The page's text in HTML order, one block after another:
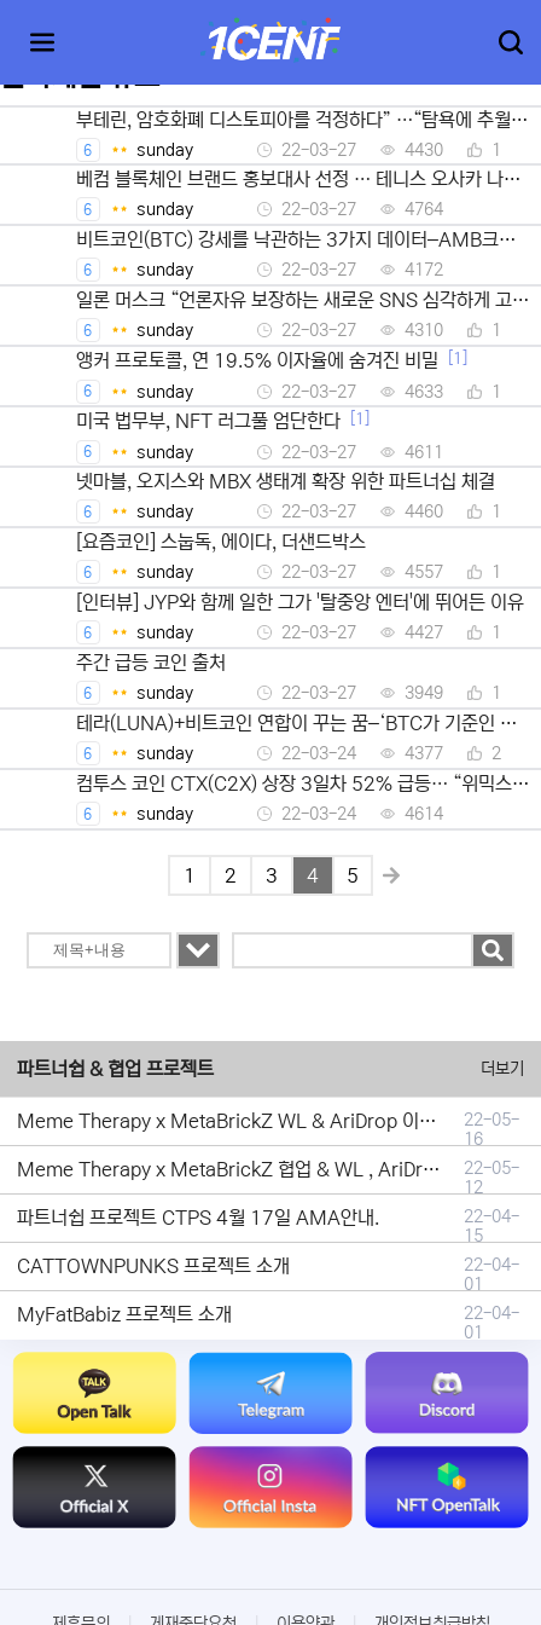
블록체인 뉴스
부테린, 암호화폐 디스토피아를 걱정하다” …“탐욕에 추월당
해선 안된다” 모멘토스 29일 저녁 7시 트위터 스페이스에서
토론
6 sunday 22-03-27 4430 1
베컴 블록체인 브랜드 홍보대사 선정 … 테니스 오사카 나오
미는 FTX 홍보대사
6 sunday 22-03-27 4764
비트코인(BTC) 강세를 낙관하는 3가지 데이터–AMB크립
토
6 sunday 22-03-27 4172
일론 머스크 “언론자유 보장하는 새로운 SNS 심각하게 고려
중”–트위터 검열에 반발
6 sunday 22-03-27 4310 1
앵커 프로토콜, 연 19.5% 이자율에 숨겨진 비밀 [1]
6 sunday 22-03-27 4633 1
미국 법무부, NFT 러그풀 엄단한다 [1]
6 sunday 22-03-27 4611
넷마블, 오지스와 MBX 생태계 확장 위한 파트너십 체결
6 sunday 22-03-27 4460 1
[요즘코인] 스눕독, 에이다, 더샌드박스
6 sunday 22-03-27 4557 1
[인터뷰] JYP와 함께 일한 그가 '탈중앙 엔터'에 뛰어든 이유
6 sunday 22-03-27 4427 1
주간 급등 코인 출처
6 sunday 22-03-27 3949 1
테라(LUNA)+비트코인 연합이 꾸는 꿈–‘BTC가 기준인 통
화시대’ 성공할 수 있을까
6 sunday 22-03-24 4377 2
컴투스 코인 CTX(C2X) 상장 3일차 52% 급등… “위믹스·
네오핀과 다른 길 간다”
6 sunday 22-03-24 4614
1 2 3 4 5
파트너쉽 & 협업 프로젝트 더보기
Meme Therapy x MetaBrickZ WL & AriDrop 이벤트 결과안내!
22-05-
16
Meme Therapy x MetaBrickZ 협업 & WL , AriDrop 이벤트 안내
22-05-
12
파트너쉽 프로젝트 CTPS 4월 17일 AMA안내.
22-04-
15
CATTOWNPUNKS 프로젝트 소개
22-04-
01
MyFatBabiz 프로젝트 소개
22-04-
01